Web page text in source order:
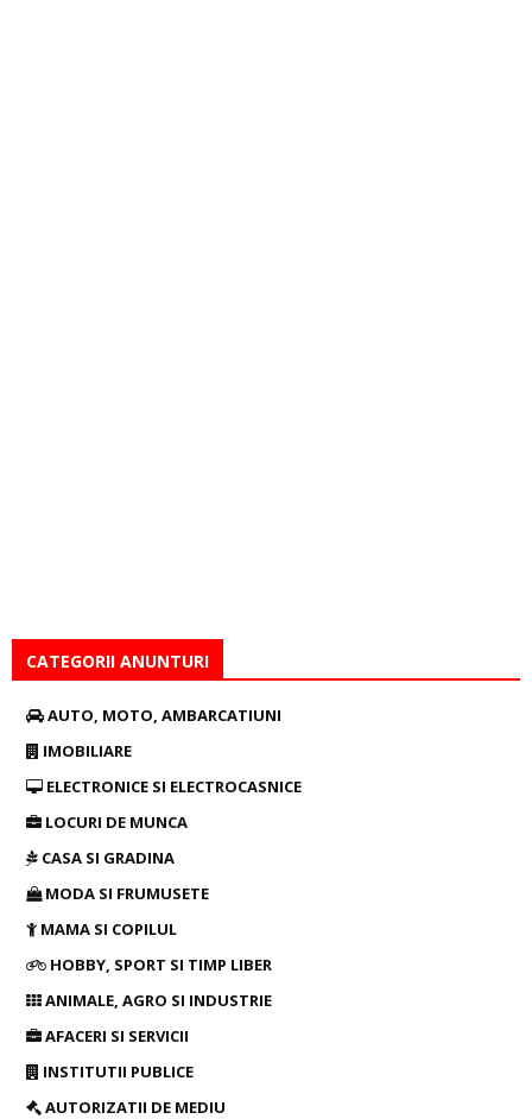
CATEGORII ANUNTURI
AUTO, MOTO, AMBARCATIUNI
IMOBILIARE
ELECTRONICE SI ELECTROCASNICE
LOCURI DE MUNCA
CASA SI GRADINA
MODA SI FRUMUSETE
MAMA SI COPILUL
HOBBY, SPORT SI TIMP LIBER
ANIMALE, AGRO SI INDUSTRIE
AFACERI SI SERVICII
INSTITUTII PUBLICE
AUTORIZATII DE MEDIU